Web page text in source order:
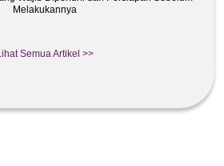
Melakukannya
Semua Artikel >>